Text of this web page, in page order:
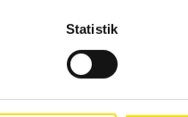
Statistik